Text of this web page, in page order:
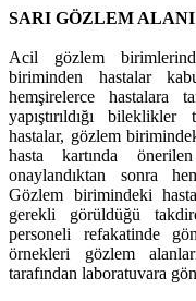
SARI GÖZLEM ALANI
Acil gözlem
biriminden hastalar
hemşirelerce hastalara
yapıştırıldığı
hastalar, gözlem
hasta kartında
onaylandıktan sonra
Gözlem birimindeki
gerekli görüldüğü
personeli refakatinde
örnekleri gözlem
tarafından laboratuvara